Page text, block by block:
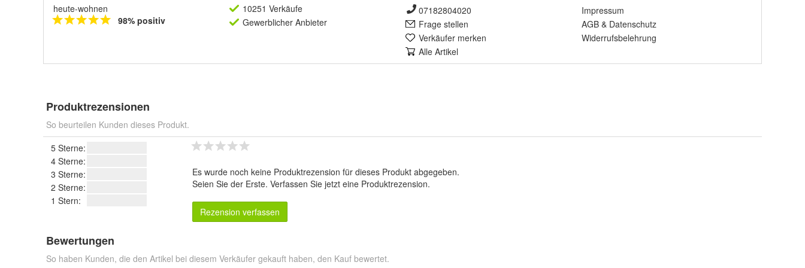
heute-wohnen
98% positiv
10251 Verkäufe
Gewerblicher Anbieter
07182804020
Frage stellen
Verkäufer merken
Alle Artikel
Impressum
AGB & Datenschutz
Widerrufsbelehrung
Produktrezensionen
So beurteilen Kunden dieses Produkt.
5 Sterne:
4 Sterne:
3 Sterne:
2 Sterne:
1 Stern:
Es wurde noch keine Produktrezension für dieses Produkt abgegeben.
Seien Sie der Erste. Verfassen Sie jetzt eine Produktrezension.
Rezension verfassen
Bewertungen
So haben Kunden, die den Artikel bei diesem Verkäufer gekauft haben, den Kauf bewertet.